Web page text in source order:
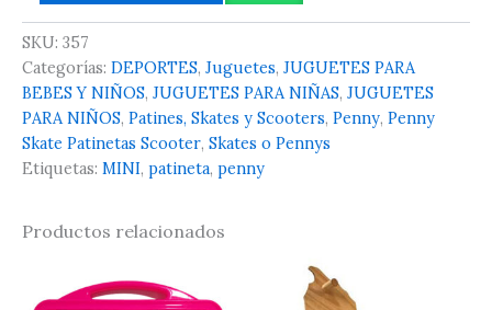
SKU: 357
Categorías: DEPORTES, Juguetes, JUGUETES PARA
BEBES Y NIÑOS, JUGUETES PARA NIÑAS, JUGUETES
PARA NIÑOS, Patines, Skates y Scooters, Penny, Penny
Skate Patinetas Scooter, Skates o Pennys
Etiquetas: MINI, patineta, penny
Productos relacionados